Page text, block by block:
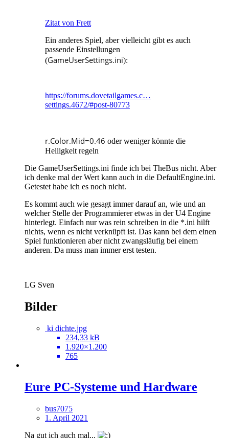
Zitat von Frett
Ein anderes Spiel, aber vielleicht gibt es auch
passende Einstellungen
(GameUserSettings.ini):
https://forums.dovetailgames.c…
settings.4672/#post-80773
r.Color.Mid=0.46 oder weniger könnte die
Helligkeit regeln
Die GameUserSettings.ini finde ich bei TheBus nicht. Aber
ich denke mal der Wert kann auch in die DefaultEngine.ini.
Getestet habe ich es noch nicht.
Es kommt auch wie gesagt immer darauf an, wie und an
welcher Stelle der Programmierer etwas in der U4 Engine
hinterlegt. Einfach nur was rein schreiben in die *.ini hilft
nichts, wenn es nicht verknüpft ist. Das kann bei dem einen
Spiel funktionieren aber nicht zwangsläufig bei einem
anderen. Da muss man immer erst testen.
LG Sven
Bilder
ki dichte.jpg
234,33 kB
1.920×1.200
765
Eure PC-Systeme und Hardware
bus7075
1. April 2021
Na gut ich auch mal...